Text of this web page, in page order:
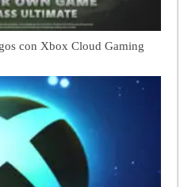
con Xbox Cloud Gaming